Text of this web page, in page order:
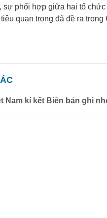
sự phối hợp giữa hai tổ
quan trọng đã đề ra
Nam kí kết Biên bản ghi